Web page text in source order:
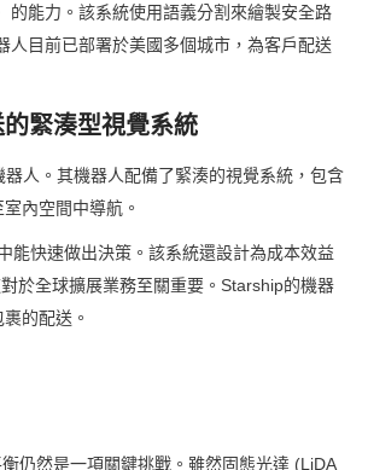
的能力。該系統使用語義分割來繪製安全路
目前已部署於美國多個城市，為客戶配送
緊湊型視覺系統
人。其機器人配備了緊湊的視覺系統，包含
內空間中導航。
能快速做出決策。該系統還設計為成本效益
於全球擴展業務至關重要。Starship的機器
的配送。
仍然是一項關鍵挑戰。雖然固態光達 (LiDA